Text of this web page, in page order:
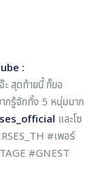
:
ะ สุดท้ายนี้ ก็ขอ
กรู้จักทั้ง 5 หนุ่มมาก
และโซ
#เพอร์
#GNEST